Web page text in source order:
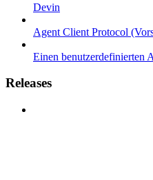
Devin
Agent Client Protocol
Einen benutzerdefinierten
Releases